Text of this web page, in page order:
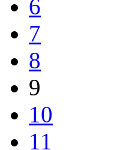
6
7
8
9
10
11